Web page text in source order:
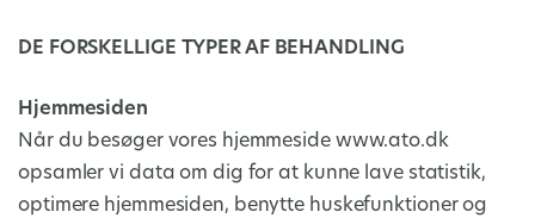
DE FORSKELLIGE TYPER AF BEHANDLING
Hjemmesiden
Når du besøger vores hjemmeside www.ato.dk
opsamler vi data om dig for at kunne lave statistik,
optimere hjemmesiden, benytte huskefunktioner og